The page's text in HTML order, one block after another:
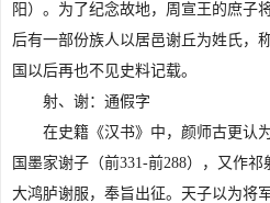
阳）。为了纪念故地，周宣王的庶子
后有一部份族人以居邑谢丘为姓氏，
国以后再也不见史料记载。
射、谢：通假字
在史籍《汉书》中，颜师古更认
国墨家谢子（前331-前288），又作
大鸿胪谢服，奉旨出征。天子以为将